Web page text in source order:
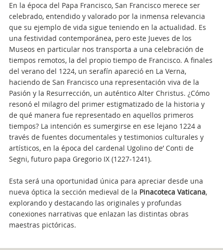
En la época del Papa Francisco, San Francisco merece ser
celebrado, entendido y valorado por la inmensa relevancia
que su ejemplo de vida sigue teniendo en la actualidad. Es
una festividad contemporánea, pero este Jueves de los
Museos en particular nos transporta a una celebración de
tiempos remotos, la del propio tiempo de Francisco. A finales
del verano del 1224, un serafín apareció en La Verna,
haciendo de San Francisco una representación viva de la
Pasión y la Resurrección, un auténtico Alter Christus. ¿Cómo
resonó el milagro del primer estigmatizado de la historia y
de qué manera fue representado en aquellos primeros
tiempos? La intención es sumergirse en ese lejano 1224 a
través de fuentes documentales y testimonios culturales y
artísticos, en la época del cardenal Ugolino de’ Conti de
Segni, futuro papa Gregorio IX (1227-1241).
Esta será una oportunidad única para apreciar desde una
nueva óptica la sección medieval de la Pinacoteca Vaticana,
explorando y destacando las originales y profundas
conexiones narrativas que enlazan las distintas obras
maestras pictóricas.